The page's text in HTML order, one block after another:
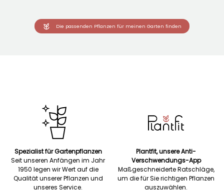
Die passenden Pflanzen für meinen Garten finden
Spezialist für Gartenpflanzen
Seit unseren Anfängen im Jahr
1950 legen wir Wert auf die
Qualität unserer Pflanzen und
unseres Service.
Plantfit, unsere Anti-
Verschwendungs-App
Maßgeschneiderte Ratschläge,
um die für Sie richtigen Pflanzen
auszuwählen.